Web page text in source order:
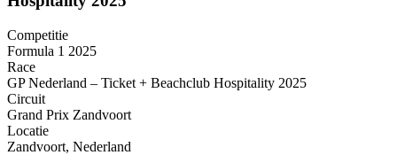
Competitie
Formula 1 2025
Race
GP Nederland – Ticket + Beachclub Hospitality 2025
Circuit
Grand Prix Zandvoort
Locatie
Zandvoort, Nederland